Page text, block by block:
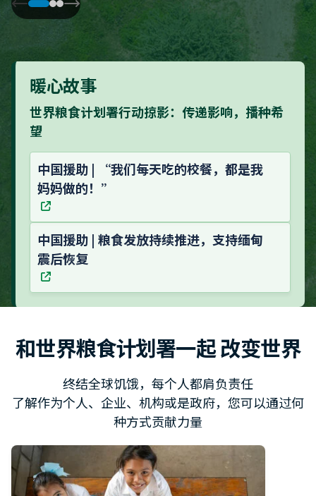
暖心故事
世界粮食计划署行动掠影：传递影响，播种希
望
中国援助 | “我们每天吃的校餐，都是我
妈妈做的！”
中国援助 | 粮食发放持续推进，支持缅甸
震后恢复
和世界粮食计划署一起 改变世界
终结全球饥饿，每个人都肩负责任
了解作为个人、企业、机构或是政府，您可以通过何
种方式贡献力量